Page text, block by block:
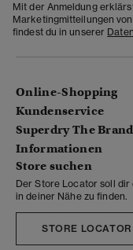
Mit der Anmeldung
Marketingmitteilungen
findest du in unserer
Online-Shopping
Kundenservice
Superdry The Brand
Informationen
Store suchen
Der Store Locator soll
in deiner Nähe zu finden.
STORE LOCATOR